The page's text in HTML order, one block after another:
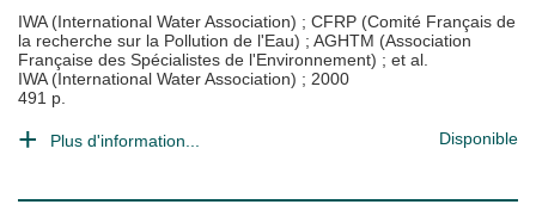
IWA (International Water Association) ; CFRP (Comité Français de
la recherche sur la Pollution de l'Eau) ; AGHTM (Association
Française des Spécialistes de l'Environnement) ; et al.
IWA (International Water Association) ; 2000
491 p.
Plus d'information... Disponible